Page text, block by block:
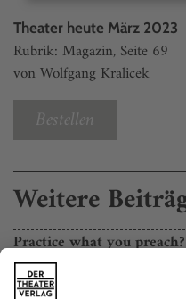
Theater heute März 2023
Rubrik: Magazin, Seite 69
von Wolfgang Kralicek
Bestellen
Weitere
Practice what you preach?
Robert Schwentke findet
Doctor viel Zeitgemäßes: